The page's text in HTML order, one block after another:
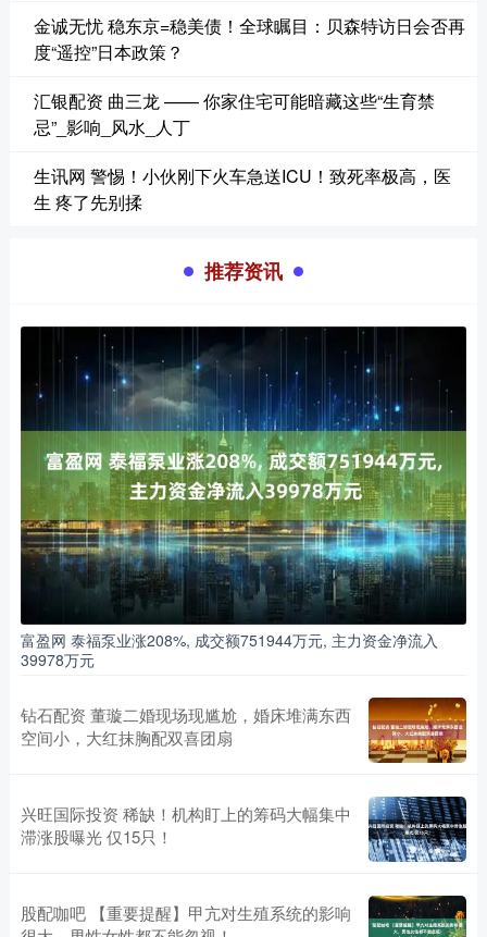
金诚无忧 稳东京=稳美债！全球瞩目：贝森特访日会否再
度“遥控”日本政策？
汇银配资 曲三龙 —— 你家住宅可能暗藏这些“生育禁
忌”_影响_风水_人丁
生讯网 警惕！小伙刚下火车急送ICU！致死率极高，医
生 疼了先别揉
推荐资讯
富盈网 泰福泵业涨208%, 成交额751944万元, 主力资金净流入
39978万元
钻石配资 董璇二婚现场现尴尬，婚床堆满东西
空间小，大红抹胸配双喜团扇
兴旺国际投资 稀缺！机构盯上的筹码大幅集中
滞涨股曝光 仅15只！
股配咖吧 【重要提醒】甲亢对生殖系统的影响